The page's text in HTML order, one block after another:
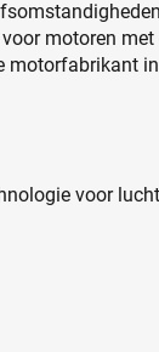
motoren
voor